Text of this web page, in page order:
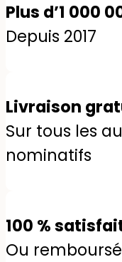
Plus d’1 000
Depuis 2017
Livraison
Sur tous les
nominatifs
100 %
Ou remboursé